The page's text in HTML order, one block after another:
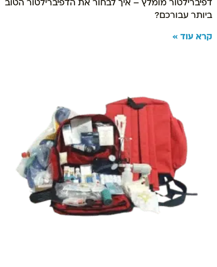
דפיברילטור מומלץ – איך לבחור את הדפיברילטור הטוב
ביותר עבורכם?
קרא עוד »